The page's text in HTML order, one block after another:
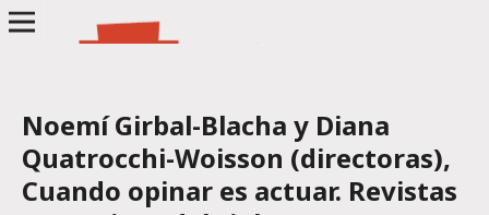
Noemí Girbal-Blacha y Diana
Quatrocchi-Woisson (directoras),
Cuando opinar es actuar. Revistas